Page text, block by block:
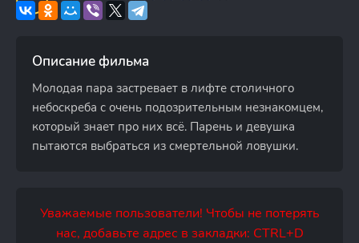
Описание фильма
Молодая пара застревает в лифте столичного
небоскреба с очень подозрительным незнакомцем,
который знает про них всё. Парень и девушка
пытаются выбраться из смертельной ловушки.
Уважаемые пользователи! Чтобы не потерять
нас, добавьте адрес в закладки: CTRL+D